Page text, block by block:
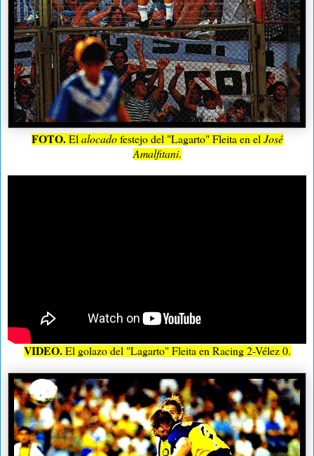
FOTO.El alocadofestejo del "Lagarto" Fleita en el José
Amalfitani.
VIDEO.El golazo del "Lagarto" Fleita en Racing 2-Vélez 0.